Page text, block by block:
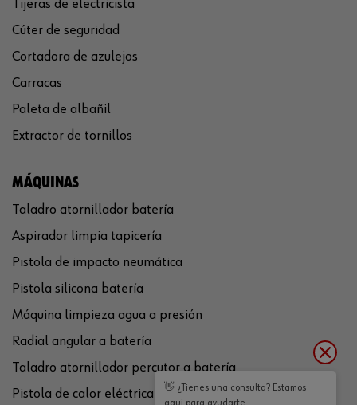
Tijeras de electricista
Cúter de seguridad
Cortadora de azulejos
Carracas
Paleta de albañil
Extractor de tornillos
MÁQUINAS
Taladro atornillador batería
Aspirador limpia tapicería
Pistola de impacto neumática
Pistola silicona batería
Máquina limpieza agua a presión
Radial angular a batería
Taladro atornillador percutor a batería
Pistola de calor eléctrica
👋 ¿Tienes una consulta? Estamos